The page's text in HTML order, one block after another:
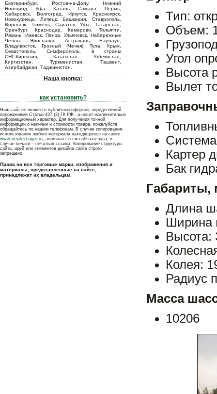
Екатеринбург, Ростов-на-Дону, Нижний
Новгород, Уфа, Казань, Самара, Пермь,
Хабаровск, Волгоград, Иркутск, Красноярск,
Новокузнецк, Липецк, Башкирия, Ставрополь,
Воронеж, Тюмень, Саратов, Уфа, Татарстан,
Оренбург, Краснодар, Кемерово, Тольятти,
Рязань, Ижевск, Пенза, Ульяновск, Набережные
Челны, Ярославль, Астрахань, Барнаул,
Владивосток, Грозный (Чечня), Тула, Крым,
Севастополь, Симферополь, в страны
СНГ:Киргизия, Казахстан, Узбекистан,
Киргизстан, Туркменистан, Ташкент,
Азербайджан, Таджикистан.
Наша кнопка:
как установить?
Наш сайт не является публичной офертой, определяемой
положениями Статьи 437 (2) ГК РФ., а носит исключительно
информационный характер. Для получения точной
информации о наличии и стоимости товара, пожалуйста,
обращайтесь по нашим телефонам. В случае копирования,
использования любого материала находящегося на сайте
www.newtechagro.ru, активная ссылка обязательна, в
случае печати – печатная ссылка. Копирование структуры
сайта, идей или элементов дизайна сайта строго
запрещено.
Права на все торговые марки, изображения и
материалы, представленные на сайте,
принадлежат их владельцам.
Тип:
Объем:
Угол
Высота
Вылет
Картер
Бак
Габариты,
Длина
Ширина
Высота:
Колея:
Радиус
Масса
10206